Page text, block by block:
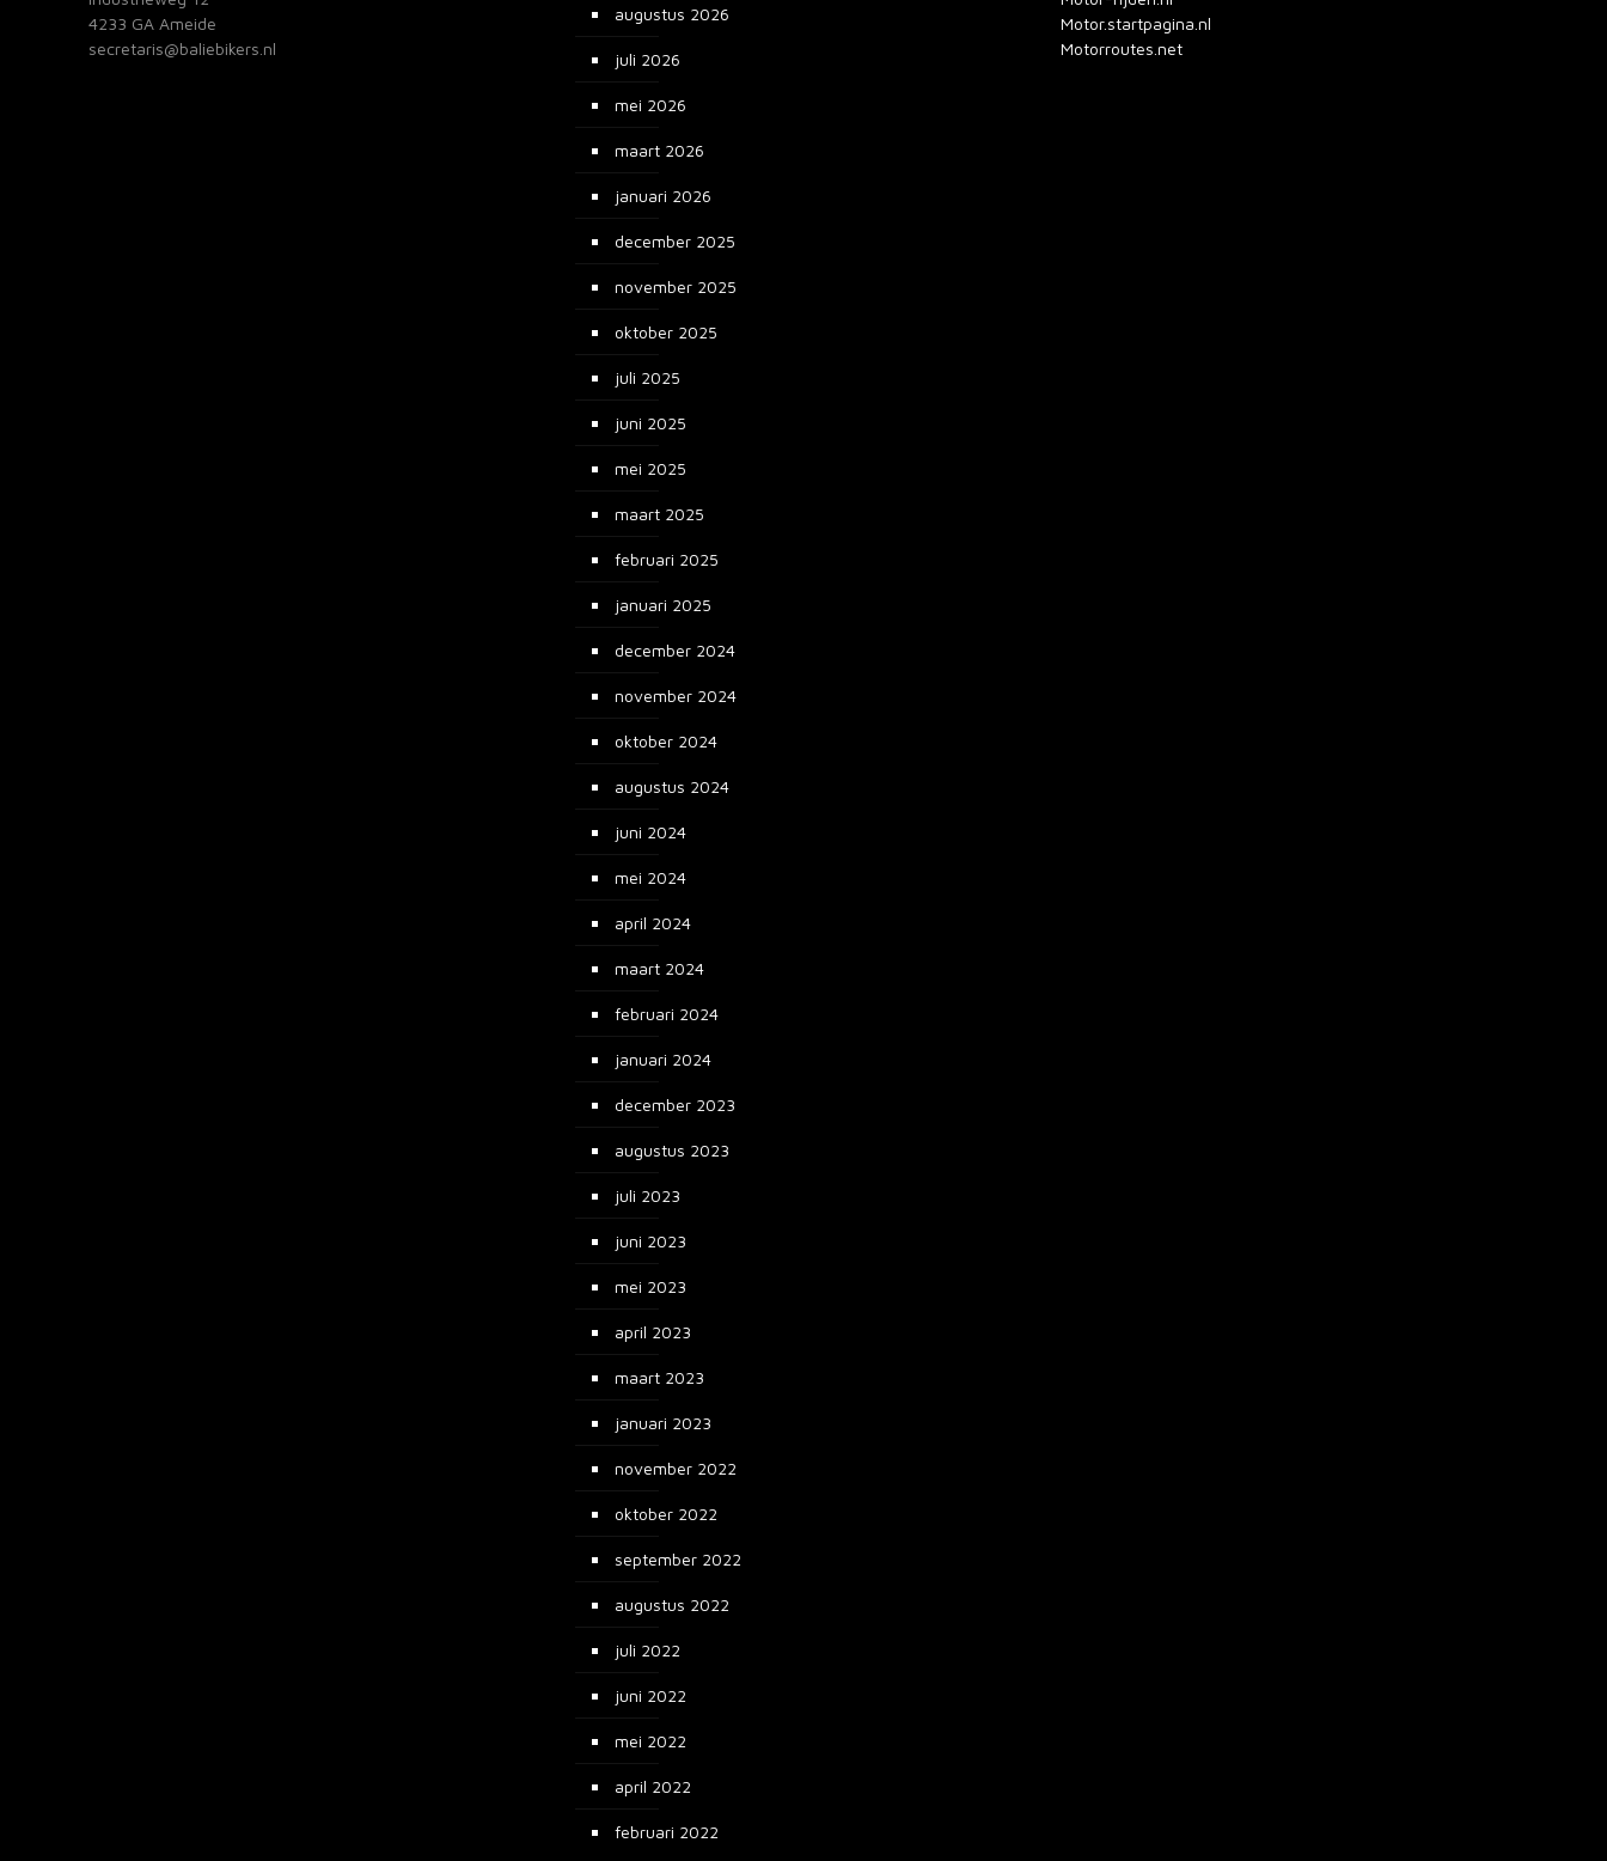
4233 GA Ameide
secretaris@baliebikers.nl
augustus 2026
juli 2026
mei 2026
maart 2026
januari 2026
december 2025
november 2025
oktober 2025
juli 2025
juni 2025
mei 2025
maart 2025
februari 2025
januari 2025
december 2024
november 2024
oktober 2024
augustus 2024
juni 2024
mei 2024
april 2024
maart 2024
februari 2024
januari 2024
december 2023
augustus 2023
juli 2023
juni 2023
mei 2023
april 2023
maart 2023
januari 2023
november 2022
oktober 2022
september 2022
augustus 2022
juli 2022
juni 2022
mei 2022
april 2022
februari 2022
Motor.startpagina.nl
Motorroutes.net